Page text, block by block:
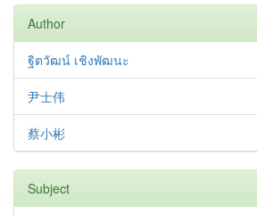
Author
ฐิตวัฒน์ เชิงพัฒนะ
尹士伟
蔡小彬
Subject